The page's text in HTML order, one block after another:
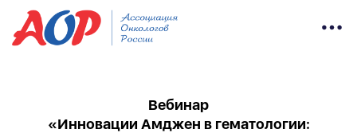
Вебинар
«Инновации Амджен в гематологии: